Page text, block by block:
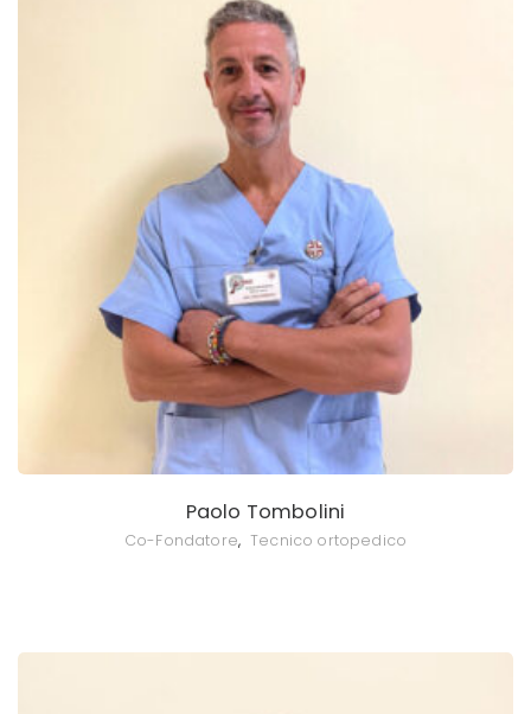
Paolo Tombolini
Co-Fondatore, Tecnico ortopedico